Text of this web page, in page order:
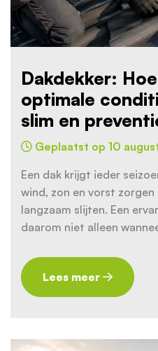
Dakdekker:
optimale
slim en
Geplaatst op 10
Een dak krijgt ieder
wind, zon en vorst
langzaam slijten. Een
daarom niet alleen
Lees meer